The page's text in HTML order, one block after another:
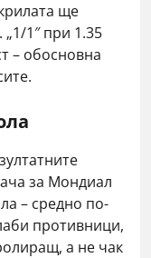
ще
1″ при 1.35
– обосновна
за Мондиал
– средно по-
противници,
а не чак